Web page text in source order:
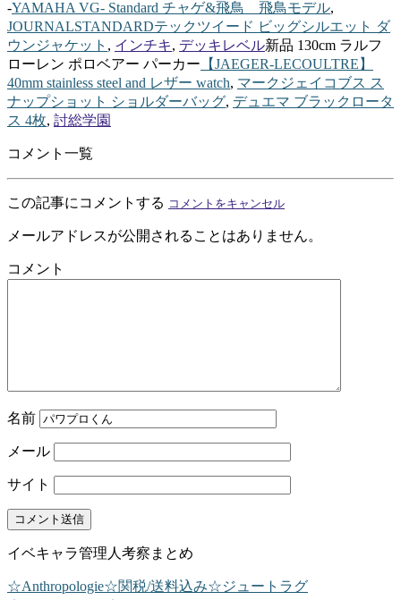
-YAMAHA VG- Standard チャゲ&飛鳥 飛鳥モデル,
JOURNALSTANDARDテックツイード ビッグシルエット ダ
ウンジャケット , インチキ, デッキレベル新品 130cm ラルフ
ローレン ポロベアー パーカー 【JAEGER-LECOULTRE】
40mm stainless steel and レザー watch, マークジェイコブス ス
ナップショット ショルダーバッグ, デュエマ ブラックロータ
ス 4枚, 討総学園
コメント一覧
この記事にコメントする コメントをキャンセル
メールアドレスが公開されることはありません。
コメント
名前
メール
サイト
イベキャラ管理人考察まとめ
☆Anthropologie☆関税/送料込み☆ジュートラグ